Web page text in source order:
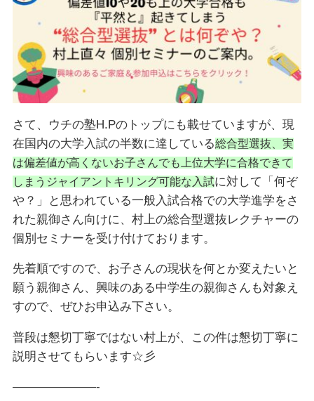
さて、ウチの塾H.Pのトップにも載せていますが、現
在国内の大学入試の半数に達している総合型選抜、実
は偏差値が高くないお子さんでも上位大学に合格できて
しまうジャイアントキリング可能な入試に対して「何ぞ
や？」と思われている一般入試合格での大学進学をさ
れた親御さん向けに、村上の総合型選抜レクチャーの
個別セミナーを受け付けております。
先着順ですので、お子さんの現状を何とか変えたいと
願う親御さん、興味のある中学生の親御さんも対象え
すので、ぜひお申込み下さい。
普段は懇切丁寧ではない村上が、この件は懇切丁寧に
説明させてもらいます☆彡
———————-